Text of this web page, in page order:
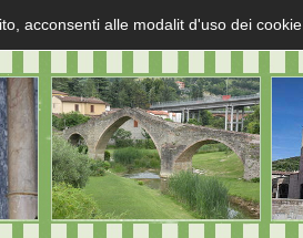
acconsenti alle modalit d'uso dei cookie.